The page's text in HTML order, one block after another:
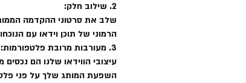
2. שילוב חלק:
שלב את סרטוני ההקדמה
הרמוני של תוכן וידאו עם
3. מעורבות מרובת פלטפורמות:
עיצובי הווידאו שלנו הם
השפעת המותג שלך על פני